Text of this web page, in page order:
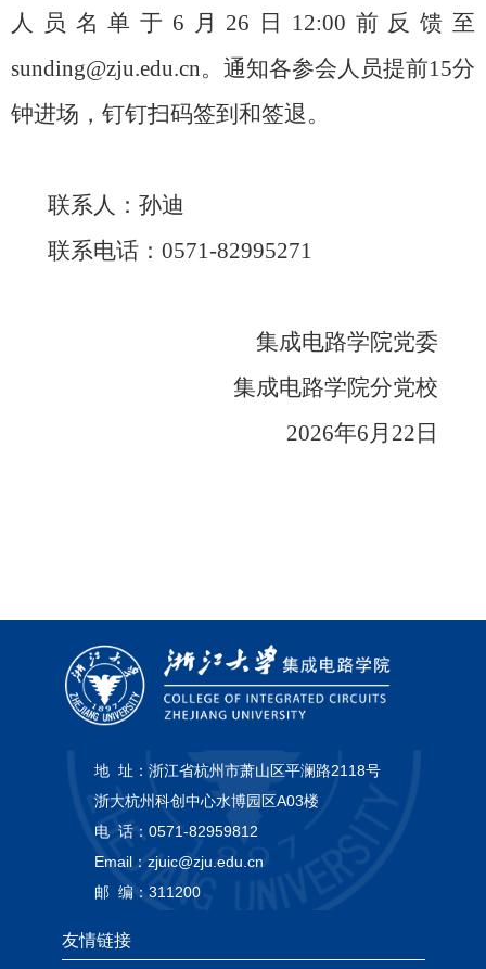
人员名单于6 月 26 日12:00 前反馈至
sunding@zju.edu.cn。通知各参会人员提前15分
钟进场，钉钉扫码签到和签退。
联系人：孙迪
联系电话：0571-82995271
集成电路学院党委
集成电路学院分党校
2026年6月 22 日
地 址： 浙江省杭州市萧山区平澜路2118号
浙大杭州科创中心水博园区A03楼
电 话： 0571-82959812
Email： zjuic@zju.edu.cn
邮 编： 311200
友情链接